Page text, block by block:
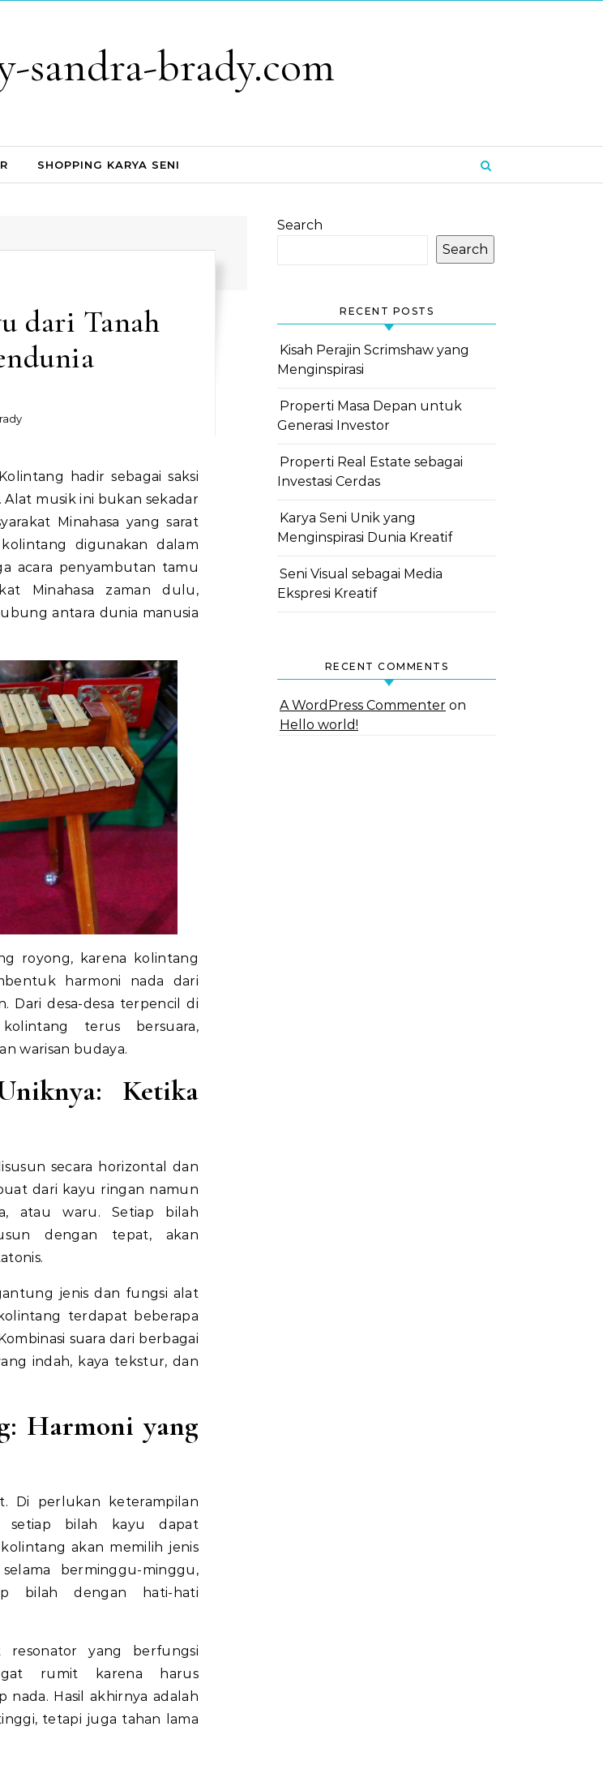
sandra-brady.com
SHOPPING KARYA SENI
dari Tanah
hadir sebagai saksi
Alat musik ini bukan sekadar
Minahasa yang sarat
digunakan dalam
acara penyambutan tamu
Minahasa zaman dulu,
antara dunia manusia
royong, karena kolintang
harmoni nada dari
Dari desa-desa terpencil di
terus bersuara,
warisan budaya.
Ketika
secara horizontal dan
dari kayu ringan namun
atau waru. Setiap bilah
dengan tepat, akan
jenis dan fungsi alat
terdapat beberapa
suara dari berbagai
indah, kaya tekstur, dan
Harmoni yang
Di perlukan keterampilan
setiap bilah kayu dapat
akan memilih jenis
berminggu-minggu,
bilah dengan hati-hati
resonator yang berfungsi
rumit karena harus
nada. Hasil akhirnya adalah
tetapi juga tahan lama
Search
Search
RECENT POSTS
Kisah Perajin Scrimshaw yang
Menginspirasi
Properti Masa Depan untuk
Generasi Investor
Properti Real Estate sebagai
Investasi Cerdas
Karya Seni Unik yang
Menginspirasi Dunia Kreatif
Seni Visual sebagai Media
Ekspresi Kreatif
RECENT COMMENTS
A WordPress Commenter on
Hello world!